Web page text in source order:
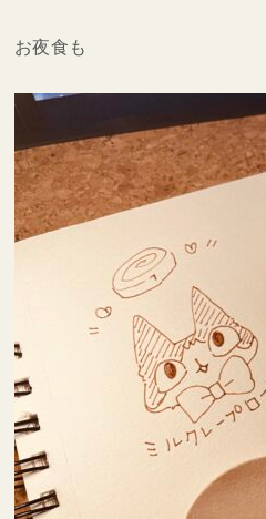
お夜食も